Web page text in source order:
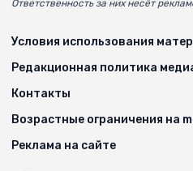
Ответственность за них несёт
Условия использования
Редакционная политика
Контакты
Возрастные ограничения на
Реклама на сайте